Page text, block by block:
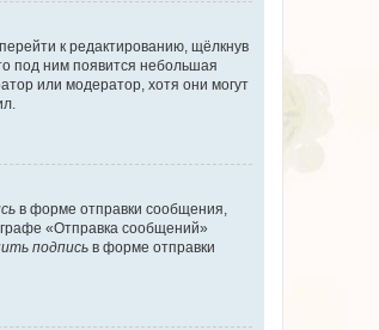
к редактированию, щёлкнув
под ним появится небольшая
или модератор, хотя они могут
в форме отправки сообщения,
«Отправка сообщений»
подпись в форме отправки